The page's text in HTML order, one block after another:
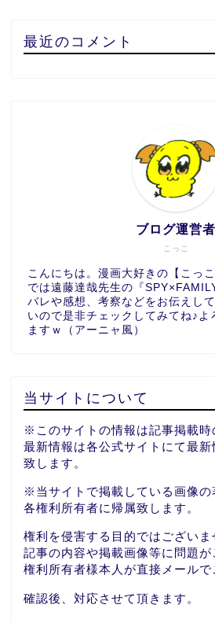
最近のコメント
こっこ
ブログ運営者
こんにちは。漫画大好きの【こっ
では遠藤達哉先生の『
バレや感想、考察などをお伝えし
いので是非チェックしてみてね♪よ
ますｗ（アーニャ風）
当サイトについて
※このサイトの情報は記事掲載時
最新情報は各公式サイトにて最
致します。
※当サイトで掲載している画像の
各権利所有者に帰属致します。
権利を侵害する目的ではございま
記事の内容や掲載画像等に問題
権利所有者様本人が直接メールで
確認後、対応させて頂きます。